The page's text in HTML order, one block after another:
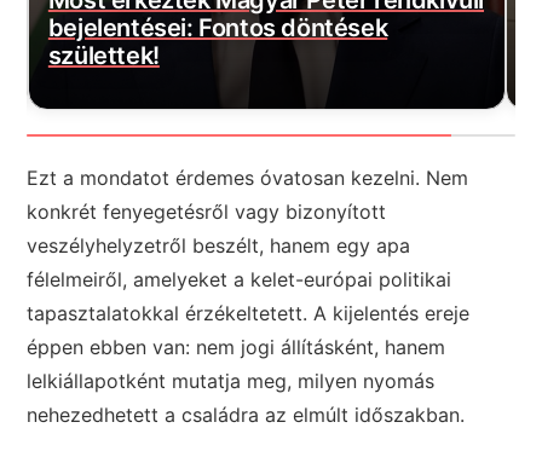
Most érkezett: Felszálltak a
honvédség helikopterei, akkora a baj
Ezt a mondatot érdemes óvatosan kezelni. Nem
konkrét fenyegetésről vagy bizonyított
veszélyhelyzetről beszélt, hanem egy apa
félelmeiről, amelyeket a kelet-európai politikai
tapasztalatokkal érzékeltetett. A kijelentés ereje
éppen ebben van: nem jogi állításként, hanem
lelkiállapotként mutatja meg, milyen nyomás
nehezedhetett a családra az elmúlt időszakban.